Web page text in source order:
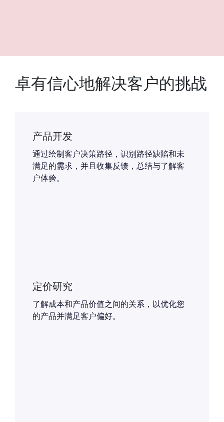
卓有信心地解决客户的挑战
产品开发
通过绘制客户决策路径，识别路径缺陷和未
满足的需求，并且收集反馈，总结与了解客
户体验。
定价研究
了解成本和产品价值之间的关系，以优化您
的产品并满足客户偏好。